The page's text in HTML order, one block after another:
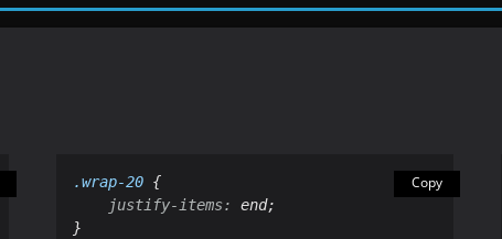
Copy
.wrap-20 {
justify- items:
end;
}